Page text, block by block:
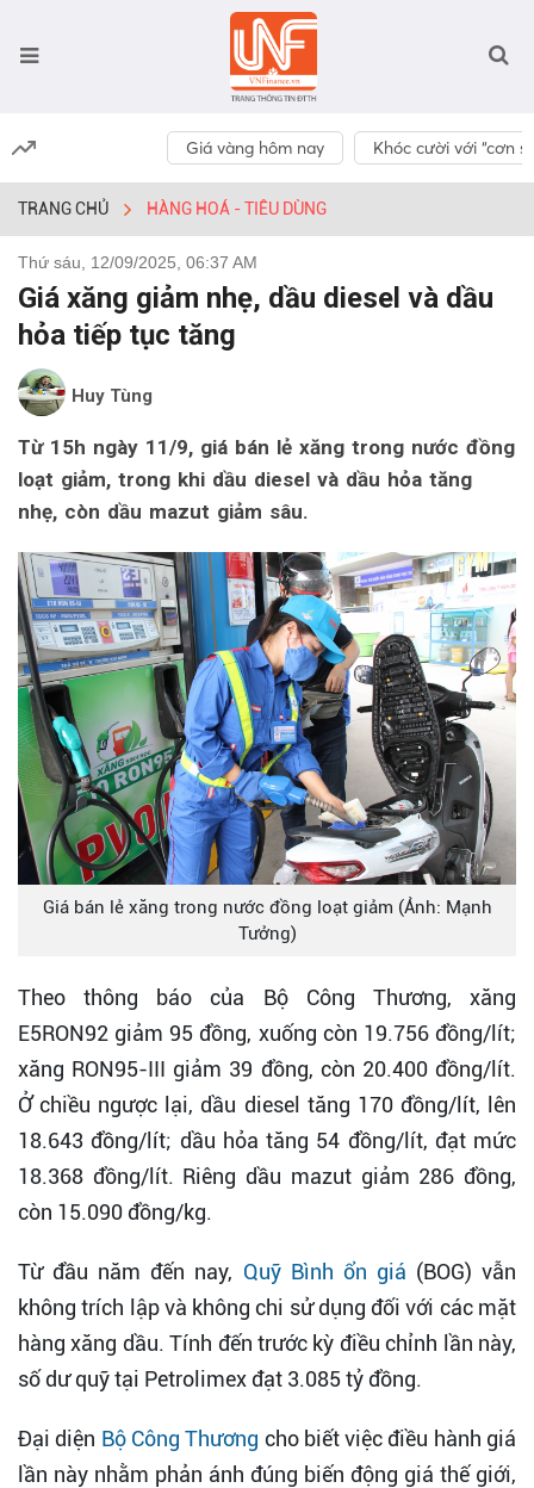
Giá vàng hôm nay Khóc cười với “cơn
TRANG CHỦ HÀNG HOÁ - TIÊU DÙNG
Thứ sáu, 12/09/2025, 06:37 AM
Giá xăng giảm nhẹ, dầu diesel và dầu
hỏa tiếp tục tăng
Huy Tùng
Từ 15h ngày 11/9, giá bán lẻ xăng trong nước đồng
loạt giảm, trong khi dầu diesel và dầu hỏa tăng
nhẹ, còn dầu mazut giảm sâu.
Giá bán lẻ xăng trong nước đồng loạt giảm (Ảnh: Mạnh
Tưởng)
Theo thông báo của Bộ Công Thương, xăng
E5RON92 giảm 95 đồng, xuống còn 19.756 đồng/lít;
xăng RON95-III giảm 39 đồng, còn 20.400 đồng/lít.
Ở chiều ngược lại, dầu diesel tăng 170 đồng/lít, lên
18.643 đồng/lít; dầu hỏa tăng 54 đồng/lít, đạt mức
18.368 đồng/lít. Riêng dầu mazut giảm 286 đồng,
còn 15.090 đồng/kg.
Từ đầu năm đến nay, Quỹ Bình ổn giá (BOG) vẫn
không trích lập và không chi sử dụng đối với các mặt
hàng xăng dầu. Tính đến trước kỳ điều chỉnh lần này,
số dư quỹ tại Petrolimex đạt 3.085 tỷ đồng.
Đại diện Bộ Công Thương cho biết việc điều hành giá
lần này nhằm phản ánh đúng biến động giá thế giới,